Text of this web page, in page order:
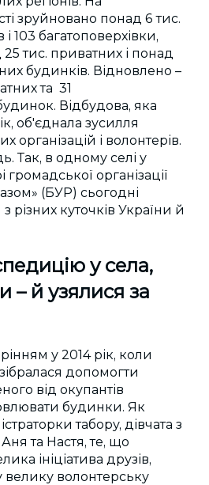
зруйновано понад 6 тис.
103 багатоповерхівки,
тис. приватних і понад
будинків. Відновлено –
та 31
Відбудова, яка
об'єднала зусилля
організацій і волонтерів.
Так, в одному селі у
організації
(БУР) сьогодні
різних куточків України й
у села,
– й узялися за
у 2014 рік, коли
допомогти
від окупантів
будинки. Як
табору, дівчата з
та Настя, те, що
ініціатива друзів,
волонтерську